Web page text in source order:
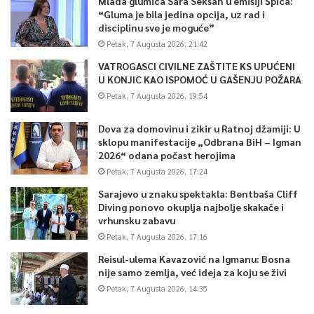
nije kao ostale škole. S druge strane, moramo se radovati jer
zaokružujemo jedno životno poglavlje – rekao je Ahmed.
Prema riječima odgajateljice Fatime Čeliković Hodžić,
posebnost ove generacije maturantica ogleda se u tome što
su od rijetkih s pet kandidatkinja za učenicu generacije.
– S ponosom se može kazati da je to jedna rijetkost u zadnjih
nekoliko godina. Izdvaja se i broj njihovih diploma i
vannastavnih uspjeha koje je teško taksativno pobrojati. To je
uspjeh naše zajednice i ponos svih nas uposlenika, zbog čega ih
često opisujem kao našu zlatnu generaciju – istakla je Čeliković
Hodžić.
Zbog navedenih karakteristika i posebnosti, od ove generacije
se mnogo očekuje u budućnosti, što nam je potvrdio razrednik
Hajrudin Mešić.
“Gluma je bila jedina opcija, uz rad i
disciplinu sve je moguće”
Petak, 7 Augusta 2026, 21:42
VATROGASCI CIVILNE ZAŠTITE KS UPUĆENI
U KONJIC KAO ISPOMOĆ U GAŠENJU POŽARA
Petak, 7 Augusta 2026, 19:54
Dova za domovinu i zikir u Ratnoj džamiji: U
sklopu manifestacije „Odbrana BiH – Igman
2026“ odana počast herojima
Petak, 7 Augusta 2026, 17:24
Sarajevo u znaku spektakla: Bentbaša Cliff
Diving ponovo okuplja najbolje skakače i
vrhunsku zabavu
Petak, 7 Augusta 2026, 17:16
Reisul-ulema Kavazović na Igmanu: Bosna
nije samo zemlja, već ideja za koju se živi
Petak, 7 Augusta 2026, 14:35